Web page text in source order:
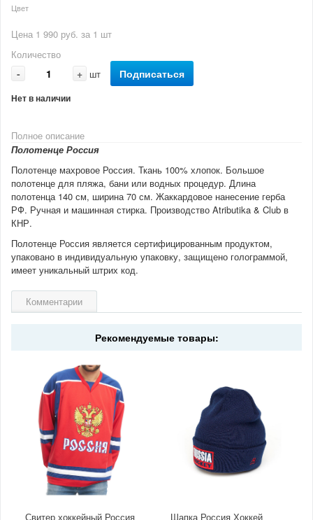
Цвет
Цена 1 990 руб. за 1 шт
Количество
- + шт Подписаться
Нет в наличии
Полное описание
Полотенце Россия
Полотенце махровое Россия. Ткань 100% хлопок. Большое
полотенце для пляжа, бани или водных процедур. Длина
полотенца 140 см, ширина 70 см. Жаккардовое нанесение герба
РФ. Ручная и машинная стирка. Производство Atributika & Club в
КНР.
Полотенце Россия является сертифицированным продуктом,
упаковано в индивидуальную упаковку, защищено голограммой,
имеет уникальный штрих код.
Комментарии
Рекомендуемые товары:
Свитер хоккейный Россия Шапка Россия Хоккей